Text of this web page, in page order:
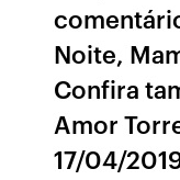
Noite,
Confira
Amor
17/04/